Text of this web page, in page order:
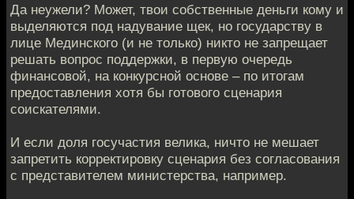
Да неужели? Может, твои собственные деньги кому и
выделяются под надувание щек, но государству в
лице Мединского (и не только) никто не запрещает
решать вопрос поддержки, в первую очередь
финансовой, на конкурсной основе – по итогам
предоставления хотя бы готового сценария
соискателями.
И если доля госучастия велика, ничто не мешает
запретить корректировку сценария без согласования
с представителем министерства, например.